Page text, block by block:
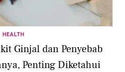
HEALTH
Ginjal dan Penyebab
Penting Diketahui